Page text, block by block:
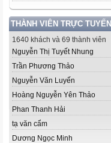
THÀNH VIÊN TRỰC TUYẾN
1640 khách và 69 thành viên
Nguyễn Thị Tuyết Nhung
Trần Phương Thảo
Nguyễn Văn Luyến
Hoàng Nguyễn Yên Thảo
Phan Thanh Hải
tạ văn cẩm
Dương Ngọc Minh